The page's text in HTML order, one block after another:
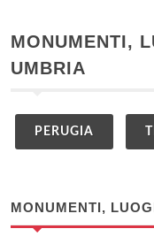
MONUMENTI,
UMBRIA
PERUGIA
MONUMENTI,